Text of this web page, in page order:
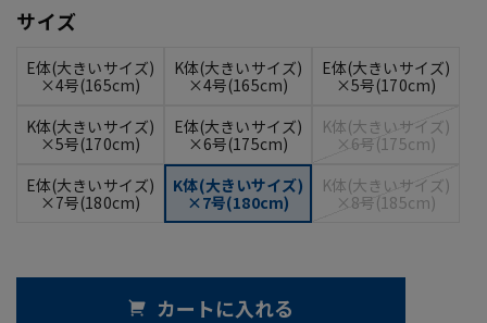
サイズ
E体(大きいサイズ)
×4号(165cm)
K体(大きいサイズ)
×4号(165cm)
E体(大きいサイズ)
×5号(170cm)
K体(大きいサイズ)
×5号(170cm)
E体(大きいサイズ)
×6号(175cm)
K体(大きいサイズ)
×6号(175cm)
E体(大きいサイズ)
×7号(180cm)
K体(大きいサイズ)
×7号(180cm)
K体(大きいサイズ)
×8号(185cm)
カートに入れる